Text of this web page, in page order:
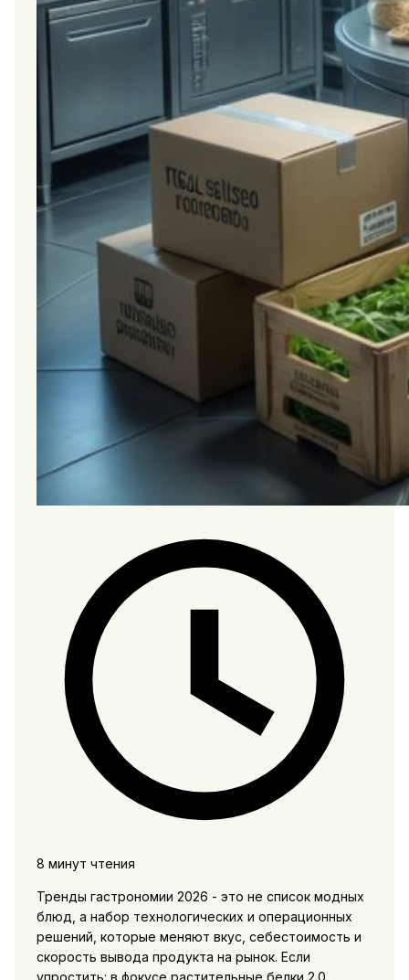
8 минут чтения
Тренды гастрономии 2026 - это не список модных
блюд, а набор технологических и операционных
решений, которые меняют вкус, себестоимость и
скорость вывода продукта на рынок. Если
упростить: в фокусе растительные белки 2.0,